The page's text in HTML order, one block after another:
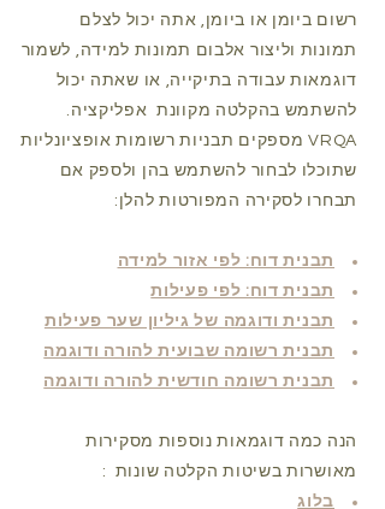
רשום ביומן או ביומן, אתה יכול לצלם
תמונות וליצור אלבום תמונות למידה, לשמור
דוגמאות עבודה בתיקייה, או שאתה יכול
להשתמש בהקלטה מקוונת אפליקציה.
VRQA מספקים תבניות רשומות אופציונליות
שתוכלו לבחור להשתמש בהן ולספק אם
תבחרו לסקירה המפורטות להלן:
תבנית דוח: לפי אזור למידה
תבנית דוח: לפי פעילות
תבנית ודוגמה של גיליון שער פעילות
תבנית רשומה שבועית להורה ודוגמה
תבנית רשומה חודשית להורה ודוגמה
הנה כמה דוגמאות נוספות מסקירות
מאושרות בשיטות הקלטה שונות
:
בלוג